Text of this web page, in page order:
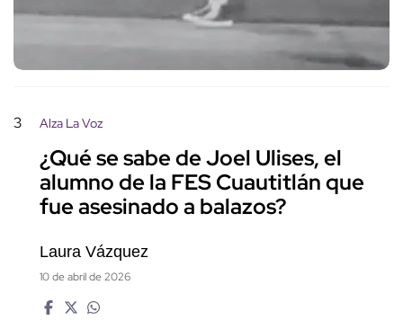
3 Alza La Voz
¿Qué se sabe de Joel Ulises, el
alumno de la FES Cuautitlán que
fue asesinado a balazos?
Laura Vázquez
10 de abril de 2026